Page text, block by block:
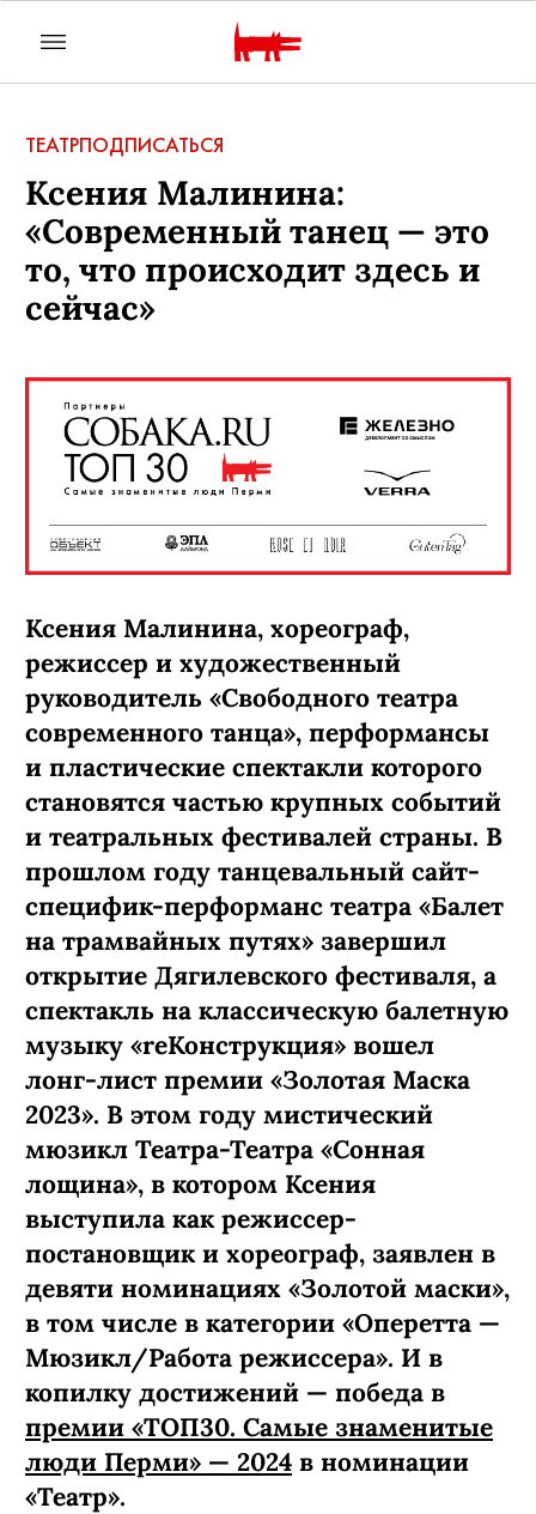
ТЕАТРПОДПИСАТЬСЯ
Ксения Малинина:
«Современный танец — это
то, что происходит здесь и
сейчас»
Ксения Малинина, хореограф,
режиссер и художественный
руководитель «Свободного театра
современного танца», перформансы
и пластические спектакли которого
становятся частью крупных событий
и театральных фестивалей страны. В
прошлом году танцевальный сайт-
специфик-перформанс театра «Балет
на трамвайных путях» завершил
открытие Дягилевского фестиваля, а
спектакль на классическую балетную
музыку «reКонструкция» вошел
лонг-лист премии «Золотая Маска
2023». В этом году мистический
мюзикл Театра-Театра «Сонная
лощина», в котором Ксения
выступила как режиссер-
постановщик и хореограф, заявлен в
девяти номинациях «Золотой маски»,
в том числе в категории «Оперетта —
Мюзикл/Работа режиссера». И в
копилку достижений — победа в
премии «ТОП30. Самые знаменитые
люди Перми» — 2024 в номинации
«Театр».